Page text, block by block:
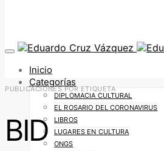
Inicio
Categorías
DIPLOMACIA CULTURAL
EL ROSARIO DEL CORONAVIRUS
LIBROS
LUGARES EN CULTURA
ONGS
PUBLICACIONES POR ETIQUETA
BID